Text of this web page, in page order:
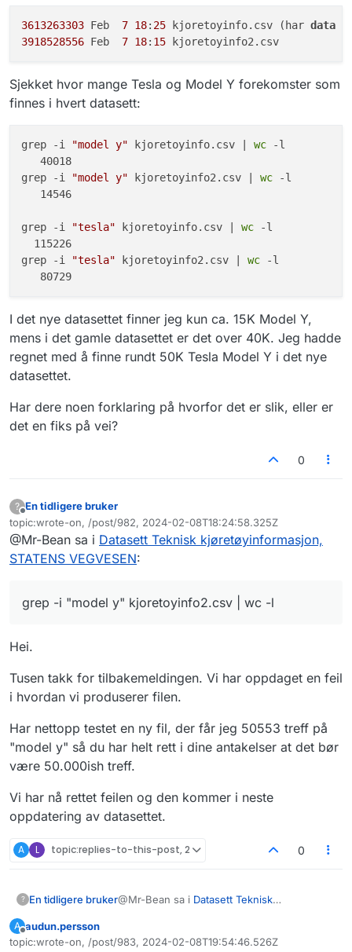
3613263303 Feb 7 18: 25 kjoretoyinfo.csv (har data
3918528556 Feb 7 18: 15
Sjekket hvor mange Tesla og Model Y forekomster som
finnes i hvert datasett:
grep -i "model y" kjoretoyinfo.csv | wc -l
   40018
grep -i
"model y" kjoretoyinfo2.csv | wc -l
   14546
grep -i "tesla" kjoretoyinfo.csv | wc -l
  115226
grep -i
"tesla" kjoretoyinfo2.csv | wc -l
I det nye datasettet finner jeg kun ca. 15K Model Y,
mens i det gamle datasettet er det over 40K. Jeg hadde
regnet med å finne rundt 50K Tesla Model Y i det nye
datasettet.
Har dere noen forklaring på hvorfor det er slik, eller er
det en fiks på vei?
0
?
Frakoblet
En tidligere bruker
topic:wrote-on, /post/982, 2024-02-08T18:24:58.325Z
Sist endret av
@Mr-Bean sa i Datasett Teknisk kjøretøyinformasjon,
STATENS VEGVESEN:
grep -i "model y" kjoretoyinfo2.csv | wc -l
Hei.
Tusen takk for tilbakemeldingen. Vi har oppdaget en feil
i hvordan vi produserer filen.
Har nettopp testet en ny fil, der får jeg 50553 treff på
"model y" så du har helt rett i dine antakelser at det bør
være 50.000ish treff.
Vi har nå rettet feilen og den kommer i neste
oppdatering av datasettet.
A L topic:replies-to-this-post, 2 0
? En tidligere bruker@Mr-Bean sa i Datasett Teknisk
grep -i "model y" kjoretoyinfo2.csv |
A
Frakoblet
audun.persson
topic:wrote-on, /post/983, 2024-02-08T19:54:46.526Z
Sist endret av